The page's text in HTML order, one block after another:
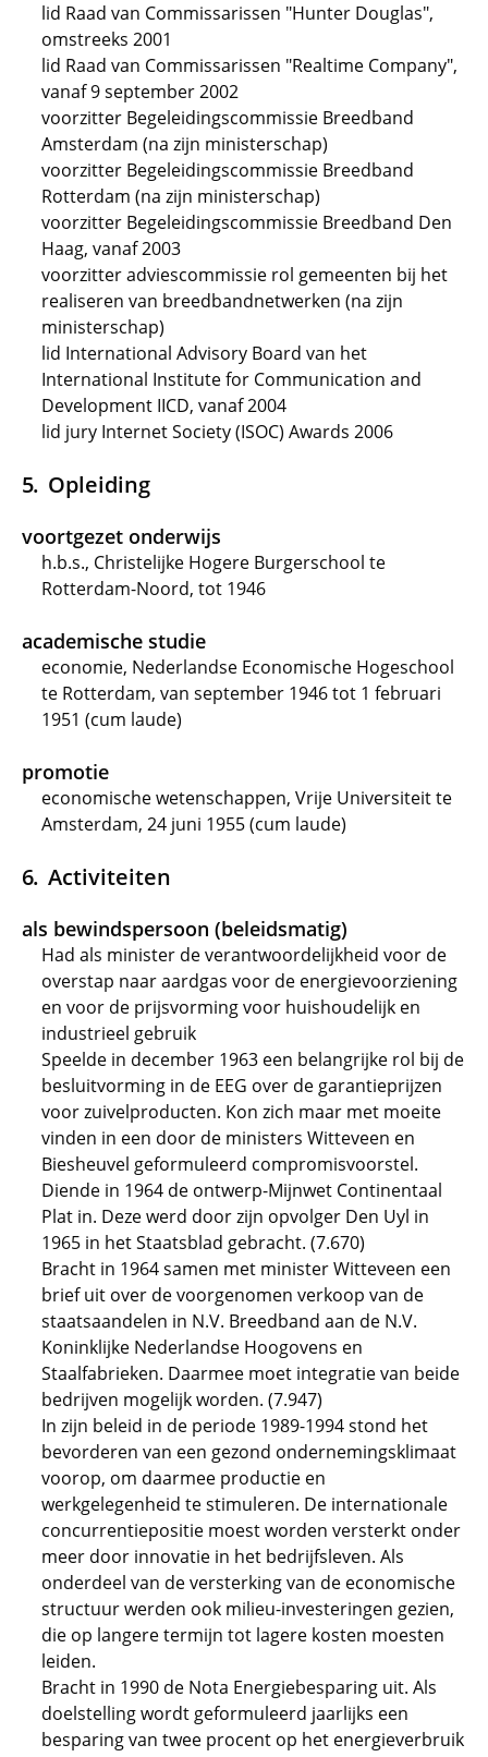
lid Raad van Commissarissen "Hunter Douglas",
omstreeks 2001
lid Raad van Commissarissen "Realtime Company",
vanaf 9 september 2002
voorzitter Begeleidingscommissie Breedband
Amsterdam (na zijn ministerschap)
voorzitter Begeleidingscommissie Breedband
Rotterdam (na zijn ministerschap)
voorzitter Begeleidingscommissie Breedband Den
Haag, vanaf 2003
voorzitter adviescommissie rol gemeenten bij het
realiseren van breedbandnetwerken (na zijn
ministerschap)
lid International Advisory Board van het
International Institute for Communication and
Development IICD, vanaf 2004
lid jury Internet Society (ISOC) Awards 2006
Opleiding
voortgezet onderwijs
h.b.s., Christelijke Hogere Burgerschool te
Rotterdam-Noord, tot 1946
academische studie
economie, Nederlandse Economische Hogeschool
te Rotterdam, van september 1946 tot 1 februari
1951 (cum laude)
promotie
economische wetenschappen, Vrije Universiteit te
Amsterdam, 24 juni 1955 (cum laude)
Activiteiten
als bewindspersoon (beleidsmatig)
Had als minister de verantwoordelijkheid voor de
overstap naar aardgas voor de energievoorziening
en voor de prijsvorming voor huishoudelijk en
industrieel gebruik
Speelde in december 1963 een belangrijke rol bij de
besluitvorming in de EEG over de garantieprijzen
voor zuivelproducten. Kon zich maar met moeite
vinden in een door de ministers Witteveen en
Biesheuvel geformuleerd compromisvoorstel.
Diende in 1964 de ontwerp-Mijnwet Continentaal
Plat in. Deze werd door zijn opvolger Den Uyl in
1965 in het Staatsblad gebracht. (7.670)
Bracht in 1964 samen met minister Witteveen een
brief uit over de voorgenomen verkoop van de
staatsaandelen in N.V. Breedband aan de N.V.
Koninklijke Nederlandse Hoogovens en
Staalfabrieken. Daarmee moet integratie van beide
bedrijven mogelijk worden. (7.947)
In zijn beleid in de periode 1989-1994 stond het
bevorderen van een gezond ondernemingsklimaat
voorop, om daarmee productie en
werkgelegenheid te stimuleren. De internationale
concurrentiepositie moest worden versterkt onder
meer door innovatie in het bedrijfsleven. Als
onderdeel van de versterking van de economische
structuur werden ook milieu-investeringen gezien,
die op langere termijn tot lagere kosten moesten
leiden.
Bracht in 1990 de Nota Energiebesparing uit. Als
doelstelling wordt geformuleerd jaarlijks een
besparing van twee procent op het energieverbruik